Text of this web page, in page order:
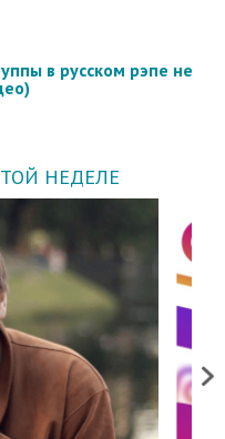
в русском рэпе не
НЕДЕЛЕ
Next